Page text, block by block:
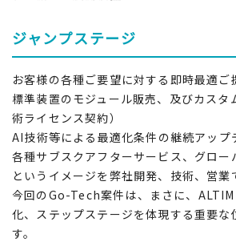
ジャンプステージ
お客様の各種ご要望に対する即時最適ご
標準装置のモジュール販売、及びカスタ
術ライセンス契約）
AI技術等による最適化条件の継続アップ
各種サブスクアフターサービス、グロー
というイメージを弊社開発、技術、営業
今回のGo-Tech案件は、まさに、
化、ステップステージを体現する重要な
す。